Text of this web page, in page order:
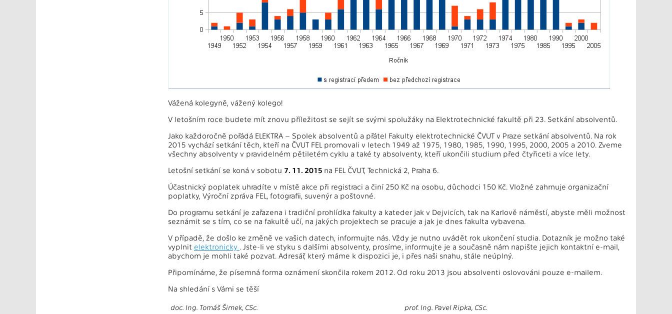
Vážená kolegyně, vážený kolego!
V letošním roce budete mít znovu příležitost se sejít se svými spolužáky na Elektrotechnické fakultě při 23. Setkání absolventů.
Jako každoročně pořádá ELEKTRA – Spolek absolventů a přátel Fakulty elektrotechnické ČVUT v Praze setkání absolventů. Na rok
2015 vychází setkání těch, kteří na ČVUT FEL promovali v letech 1949 až 1975, 1980, 1985, 1990, 1995, 2000, 2005 a 2010. Zveme
všechny absolventy v pravidelném pětiletém cyklu a také ty absolventy, kteří ukončili studium před čtyřiceti a více lety.
Letošní setkání se koná v sobotu 7. 11. 2015 na FEL ČVUT, Technická 2, Praha 6.
Účastnický poplatek uhradíte v místě akce při registraci a činí 250 Kč na osobu, důchodci 150 Kč. Vložné zahrnuje organizační
poplatky, Výroční zpráva FEL, fotografii, suvenýr a poštovné.
Do programu setkání je zařazena i tradiční prohlídka fakulty a kateder jak v Dejvicích, tak na Karlově náměstí, abyste měli možnost
seznámit se s tím, co se na fakultě učí, na jakých projektech se pracuje a jak je dnes fakulta vybavena.
V případě, že došlo ke změně ve vašich datech, informujte nás. Vždy je nutno uvádět rok ukončení studia. Dotazník je možno také
vyplnit elektronicky . Jste-li ve styku s dalšími absolventy, prosíme, informujte je a současně nám napište jejich kontaktní e-mail,
abychom je mohli také pozvat. Adresář, který máme k dispozici je, i přes naši snahu, stále neúplný.
Připomínáme, že písemná forma oznámení skončila rokem 2012. Od roku 2013 jsou absolventi oslovováni pouze e-mailem.
Na shledání s Vámi se těší
doc. Ing. Tomáš Šimek, CSc.
prof. Ing. Pavel Ripka, CSc.